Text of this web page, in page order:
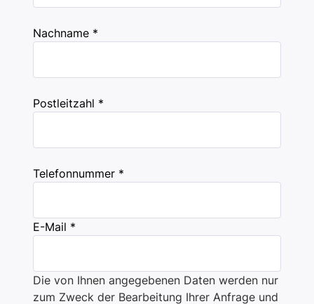
Nachname *
Postleitzahl *
Telefonnummer *
E-Mail *
Die von Ihnen angegebenen Daten werden nur
zum Zweck der Bearbeitung Ihrer Anfrage und